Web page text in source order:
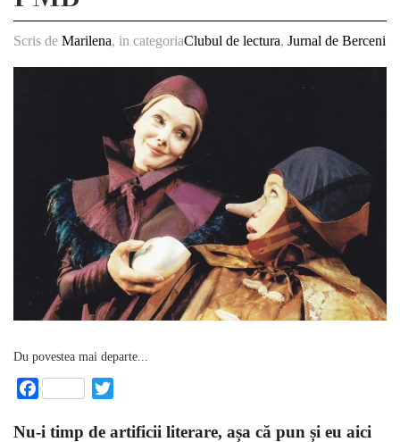
Scris de Marilena, in categoriaClubul de lectura, Jurnal de Berceni
Du povestea mai departe...
Facebook
Nu-i timp de artificii literare, așa că pun și eu aici